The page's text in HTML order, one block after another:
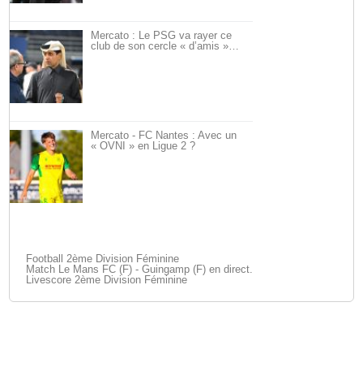
Mercato : Le PSG va rayer ce
club de son cercle « d’amis »…
Mercato - FC Nantes : Avec un
« OVNI » en Ligue 2 ?
Football 2ème Division Féminine
Match Le Mans FC (F) - Guingamp (F) en direct.
Livescore 2ème Division Féminine